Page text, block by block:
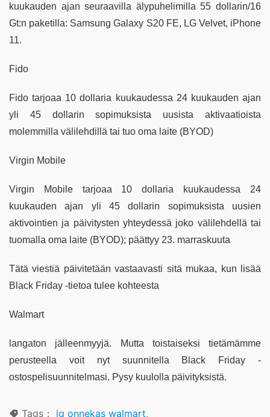
kuukauden ajan seuraavilla älypuhelimilla 55 dollarin/16
Gt:n paketilla: Samsung Galaxy S20 FE, LG Velvet, iPhone
11.
Fido
Fido tarjoaa 10 dollaria kuukaudessa 24 kuukauden ajan
yli 45 dollarin sopimuksista uusista aktivaatioista
molemmilla välilehdillä tai tuo oma laite (BYOD)
Virgin Mobile
Virgin Mobile tarjoaa 10 dollaria kuukaudessa 24
kuukauden ajan yli 45 dollarin sopimuksista uusien
aktivointien ja päivitysten yhteydessä joko välilehdellä tai
tuomalla oma laite (BYOD); päättyy 23. marraskuuta
Tätä viestiä päivitetään vastaavasti sitä mukaa, kun lisää
Black Friday -tietoa tulee kohteesta
Walmart
langaton jälleenmyyjä. Mutta toistaiseksi tietämämme
perusteella voit nyt suunnitella Black Friday -
ostospelisuunnitelmasi. Pysy kuulolla päivityksistä.
Tags： lg onnekas walmart,